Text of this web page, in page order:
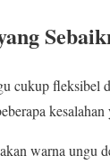
cukup fleksibel
warna ungu